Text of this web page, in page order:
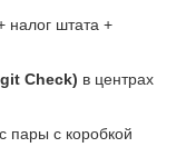
штата +
Check) в центрах
пары с коробкой